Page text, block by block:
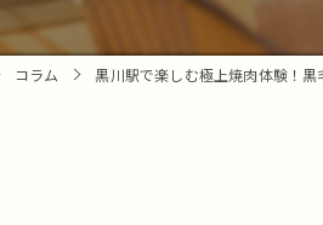
コース
デザート
コラム 黒川駅で楽しむ極上焼肉体験！